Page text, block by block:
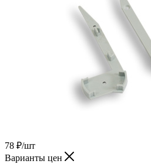
78 ₽/шт
Варианты цен